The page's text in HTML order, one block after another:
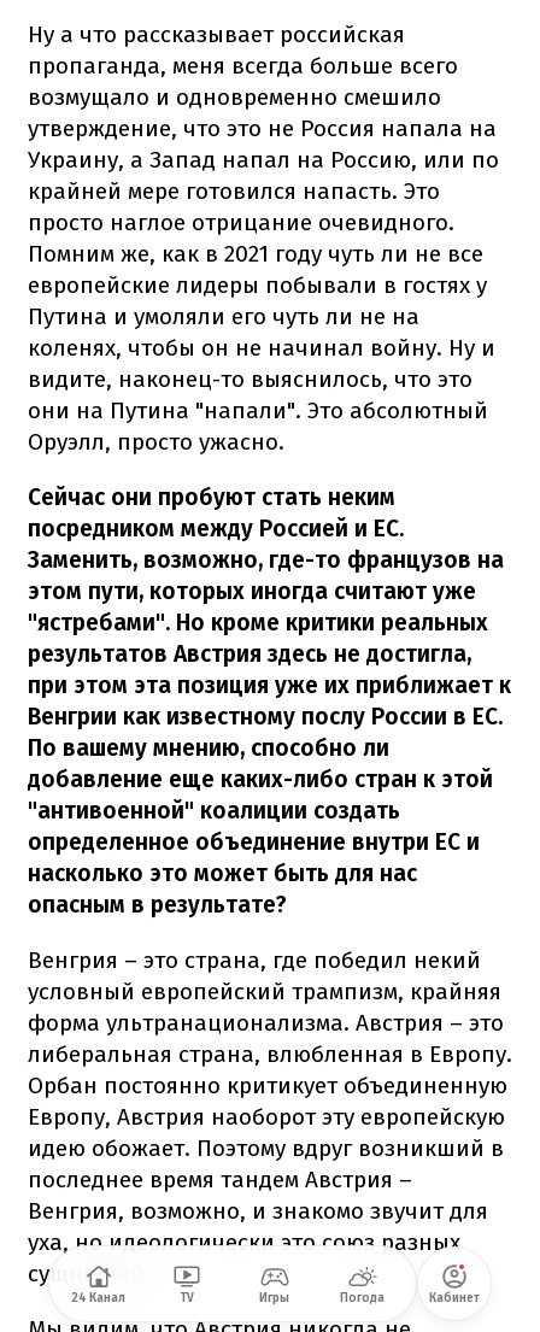
Ну а что рассказывает российская
пропаганда, меня всегда больше всего
возмущало и одновременно смешило
утверждение, что это не Россия напала на
Украину, а Запад напал на Россию, или по
крайней мере готовился напасть. Это
просто наглое отрицание очевидного.
Помним же, как в 2021 году чуть ли не все
европейские лидеры побывали в гостях у
Путина и умоляли его чуть ли не на
коленях, чтобы он не начинал войну. Ну и
видите, наконец-то выяснилось, что это
они на Путина "напали". Это абсолютный
Оруэлл, просто ужасно.
Сейчас они пробуют стать неким
посредником между Россией и ЕС.
Заменить, возможно, где-то французов на
этом пути, которых иногда считают уже
"ястребами". Но кроме критики реальных
результатов Австрия здесь не достигла,
при этом эта позиция уже их приближает к
Венгрии как известному послу России в ЕС.
По вашему мнению, способно ли
добавление еще каких-либо стран к этой
"антивоенной" коалиции создать
определенное объединение внутри ЕС и
насколько это может быть для нас
опасным в результате?
Венгрия – это страна, где победил некий
условный европейский трампизм, крайняя
форма ультранационализма. Австрия – это
либеральная страна, влюбленная в Европу.
Орбан постоянно критикует объединенную
Европу, Австрия наоборот эту европейскую
идею обожает. Поэтому вдруг возникший в
последнее время тандем Австрия –
Венгрия, возможно, и знакомо звучит для
уха, но идеологически это союз разных
сущностей.
24 Канал TV Игры Погода Кабинет